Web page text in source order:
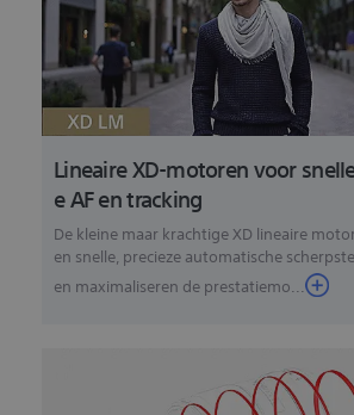
Lineaire XD-motoren voor
e AF en tracking
De kleine maar krachtige XD lineaire
en snelle, precieze automatische
en maximaliseren de prestatiemo...